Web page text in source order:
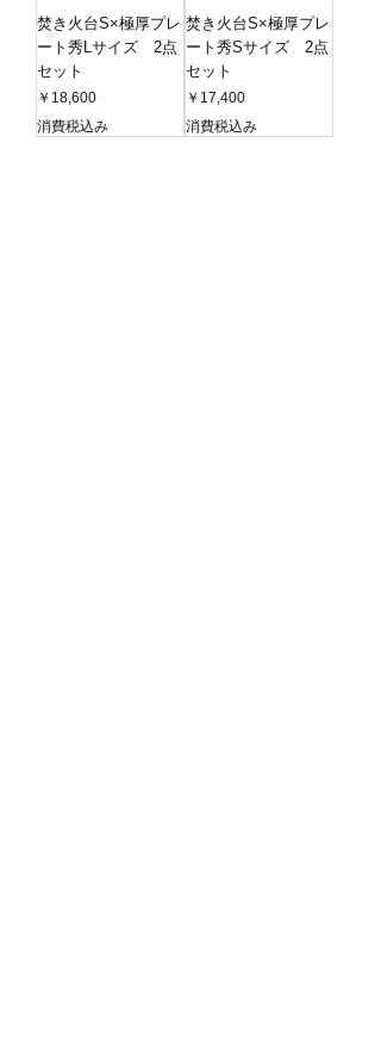
焚き火台S×極厚プレ
ート秀Lサイズ 2点
セット
価格
￥18,600
消費税込み
焚き火台S×極厚プレ
ート秀Sサイズ 2点
セット
価格
￥17,400
消費税込み